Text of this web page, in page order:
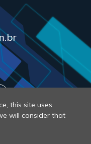
this site uses
will consider that